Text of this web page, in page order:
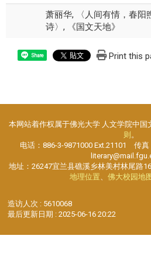
萧丽华, 〈人间有情，春
诗〉, 《国文天地》
Share Print this
本网站着作权属于佛光大学 人文学院中国
则 。
电话：886-3-9871000 Ext.21101 传
地址：26247宜兰县礁溪乡林美村林尾路
地理位置、 佛大校园地
造访人次 : 5610068
最后更新日期 : 2025-06-16 20:22